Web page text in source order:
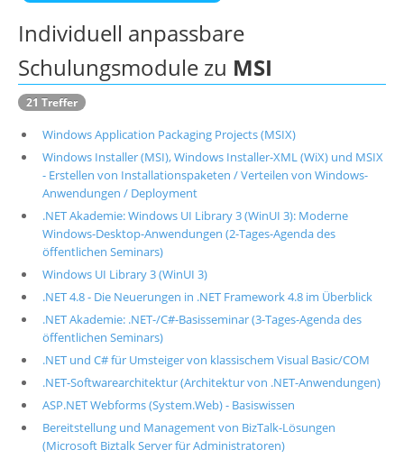
Individuell anpassbare
Schulungsmodule zu MSI
21 Treffer
Windows Application Packaging Projects (MSIX)
Windows Installer (MSI), Windows Installer-XML (WiX) und MSIX
- Erstellen von Installationspaketen / Verteilen von Windows-
Anwendungen / Deployment
.NET Akademie: Windows UI Library 3 (WinUI 3): Moderne
Windows-Desktop-Anwendungen (2-Tages-Agenda des
öffentlichen Seminars)
Windows UI Library 3 (WinUI 3)
.NET 4.8 - Die Neuerungen in .NET Framework 4.8 im Überblick
.NET Akademie: .NET-/C#-Basisseminar (3-Tages-Agenda des
öffentlichen Seminars)
.NET und C# für Umsteiger von klassischem Visual Basic/COM
.NET-Softwarearchitektur (Architektur von .NET-Anwendungen)
ASP.NET Webforms (System.Web) - Basiswissen
Bereitstellung und Management von BizTalk-Lösungen
(Microsoft Biztalk Server für Administratoren)